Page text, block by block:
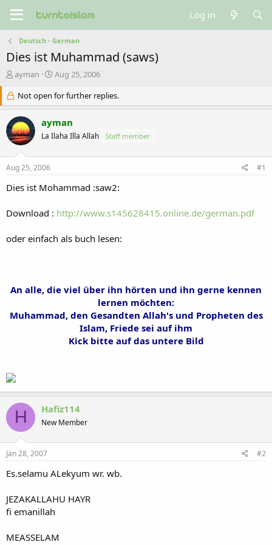
Log in
Deutsch - German
Dies ist Muhammad (saws)
T
r
e
a
d
s
r
t
e
ayman
S
a
r
d
a
Aug 25, 2006
Not open for further replies.
ayman
La Ilaha Illa Allah Staff member
Aug 25, 2006 #1
Dies ist Mohammad :saw2:
Download : http://www.s145628415.online.de/german.pdf
oder einfach als buch lesen:
An alle, die viel über ihn hörten und ihn gerne kennen
lernen möchten:
Muhammad, den Gesandten Allah's und Propheten des
Islam, Friede sei auf ihm
Kick bitte auf das untere Bild
H Hafiz114
New Member
Jan 28, 2007 #2
Es.selamu ALekyum wr. wb.
JEZAKALLAHU HAYR
fi emanillah
MEASSELAM